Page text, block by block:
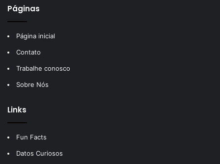
Páginas
Página inicial
Contato
Trabalhe conosco
Sobre Nós
Links
Fun Facts
Datos Curiosos